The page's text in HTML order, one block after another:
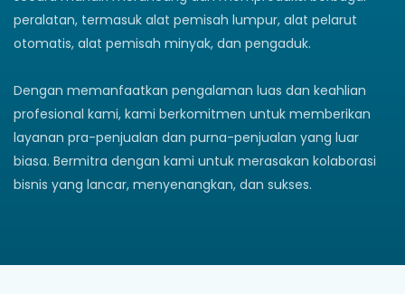
peralatan, termasuk alat pemisah lumpur, alat pelarut
otomatis, alat pemisah minyak, dan pengaduk.
Dengan memanfaatkan pengalaman luas dan keahlian
profesional kami, kami berkomitmen untuk memberikan
layanan pra-penjualan dan purna-penjualan yang luar
biasa. Bermitra dengan kami untuk merasakan kolaborasi
bisnis yang lancar, menyenangkan, dan sukses.